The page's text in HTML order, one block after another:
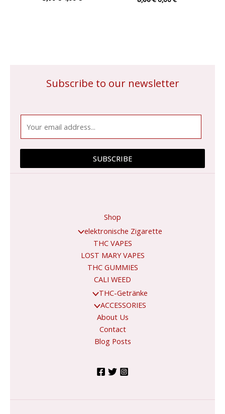
Subscribe to our newsletter
l
SUBSCRIBE
Shop
elektronische Zigarette
THC VAPES
LOST MARY VAPES
THC GUMMIES
CALI WEED
THC-Getränke
ACCESSORIES
About Us
Contact
Blog Posts